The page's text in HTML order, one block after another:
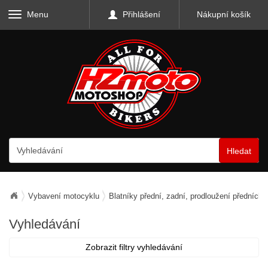
Menu Přihlášení Nákupní košík
Hledat
Vybavení motocyklu Blatníky přední, zadní, prodloužení předních
Vyhledávání
Zobrazit filtry vyhledávání